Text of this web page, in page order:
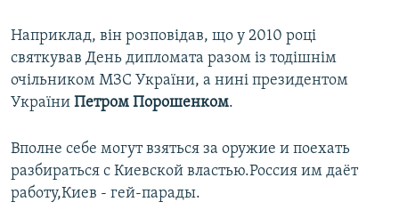
Наприклад, він розповідав, що у 2010 році
святкував День дипломата разом із тодішнім
очільником МЗС України, а нині президентом
України Петром Порошенком.
Вполне себе могут взяться за оружие и поехать
разбираться с Киевской властью.Россия им даёт
работу,Киев - гей-парады.